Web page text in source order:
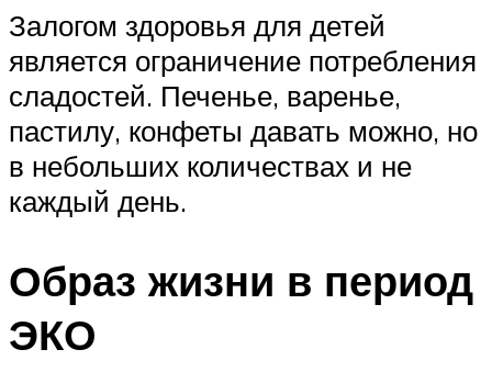
Залогом здоровья для детей
является ограничение потребления
сладостей. Печенье, варенье,
пастилу, конфеты давать можно, но
в небольших количествах и не
каждый день.
Образ жизни в период
ЭКО